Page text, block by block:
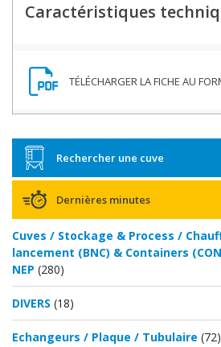
Rechercher une cuve
Dernières minutes
Cuves / Stockage & Process /
lancement (BNC) & Containers
NEP (280)
DIVERS (18)
Echangeurs / Plaque / Tubulaire (72)
Caractéristiques